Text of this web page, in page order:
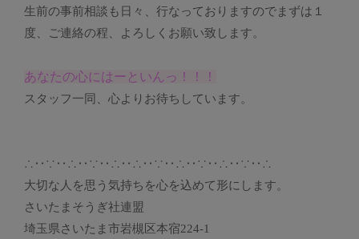
生前の事前相談も日々、行なっておりますのでまずは１
度、ご連絡の程、よろしくお願い致します。
あなたの心にはーといんっ！！！
スタッフ一同、心よりお待ちしています。
∴‥∵‥∴‥∵‥∴‥∴‥∵‥∴‥∵‥∴‥∵‥∴
大切な人を思う気持ちを心を込めて形にします。
さいたまそうぎ社連盟
埼玉県さいたま市岩槻区本宿224-1